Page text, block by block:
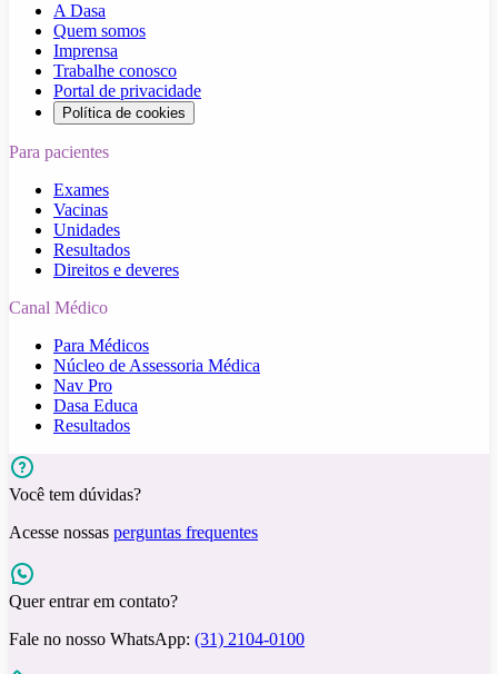
A Dasa
Quem somos
Imprensa
Trabalhe conosco
Portal de privacidade
Política de cookies
Para pacientes
Exames
Vacinas
Unidades
Resultados
Direitos e deveres
Canal Médico
Para Médicos
Núcleo de Assessoria Médica
Nav Pro
Dasa Educa
Resultados
Você tem dúvidas?
Acesse nossas perguntas frequentes
Quer entrar em contato?
Fale no nosso WhatsApp: (31) 2104-0100